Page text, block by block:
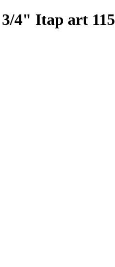
4" Itap art 115